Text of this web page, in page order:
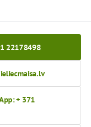
22178498
+ 371